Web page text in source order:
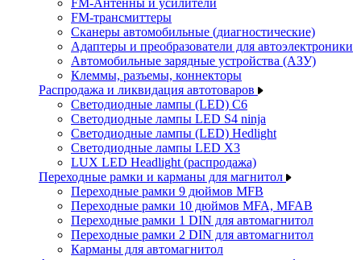
FM-Антенны и усилители
FM-трансмиттеры
Сканеры автомобильные (диагностические)
Адаптеры и преобразователи для автоэлектроники
Автомобильные зарядные устройства (АЗУ)
Клеммы, разъемы, коннекторы
Распродажа и ликвидация автотоваров
Светодиодные лампы (LED) C6
Светодиодные лампы LED S4 ninja
Светодиодные лампы (LED) Hedlight
Светодиодные лампы LED X3
LUX LED Headlight (распродажа)
Переходные рамки и карманы для магнитол
Переходные рамки 9 дюймов MFB
Переходные рамки 10 дюймов MFA, MFAB
Переходные рамки 1 DIN для автомагнитол
Переходные рамки 2 DIN для автомагнитол
Карманы для автомагнитол